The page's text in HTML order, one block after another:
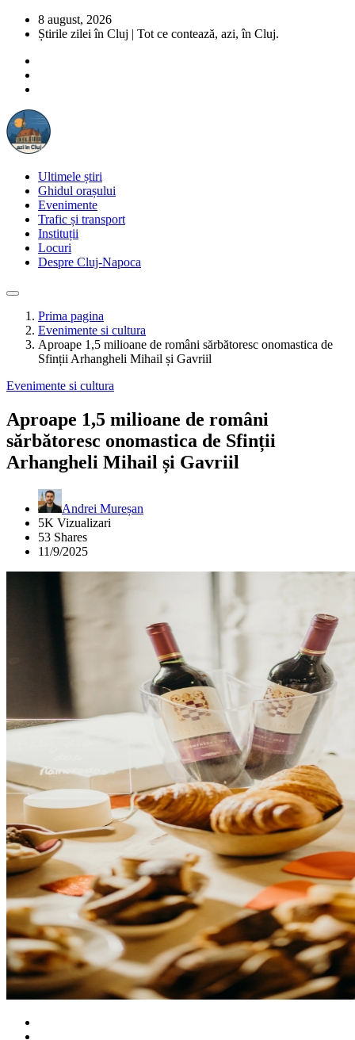
8 august, 2026
Știrile zilei în Cluj | Tot ce contează, azi, în Cluj.
Ultimele știri
Ghidul orașului
Evenimente
Trafic și transport
Instituții
Locuri
Despre Cluj-Napoca
Prima pagina
Evenimente si cultura
Aproape 1,5 milioane de români sărbătoresc onomastica de
Sfinții Arhangheli Mihail și Gavriil
Evenimente si cultura
Aproape 1,5 milioane de români
sărbătoresc onomastica de Sfinții
Arhangheli Mihail și Gavriil
Andrei Mureșan
5K Vizualizari
53 Shares
11/9/2025